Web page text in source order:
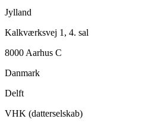
Jylland
Kalkværksvej 1, 4. sal
8000 Aarhus C
Danmark
Delft
VHK (datterselskab)